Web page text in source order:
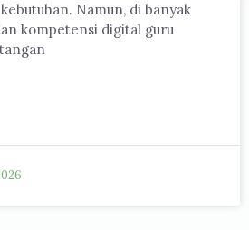
Namun, di banyak
kompetensi digital guru